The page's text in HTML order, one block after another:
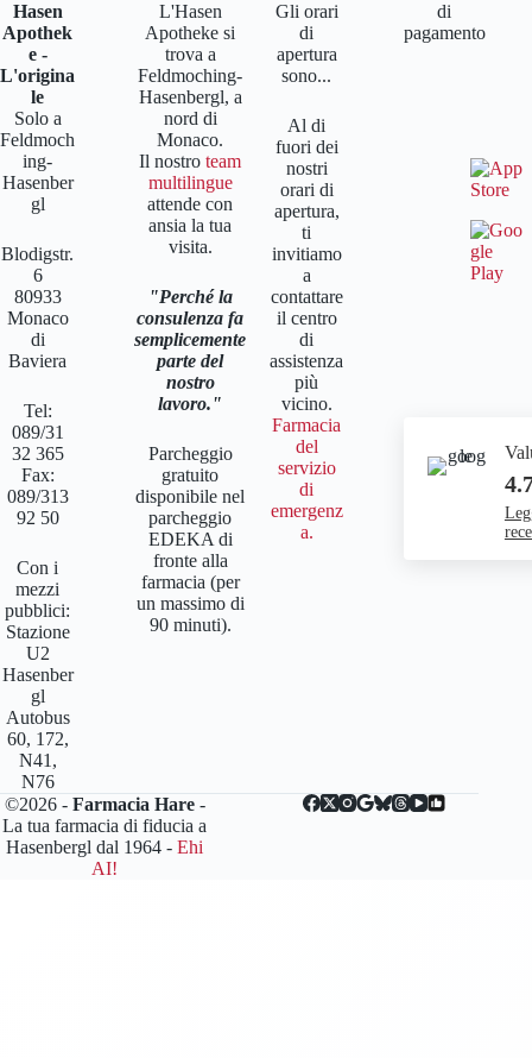
Hasen
Apothek
e -
L'origina
le
Solo a
Feldmoch
ing-
Hasenber
gl
Blodigstr.
6
80933
Monaco
di
Baviera
Tel:
089/31
32 365
Fax:
089/313
92 50
Con i
mezzi
pubblici:
Stazione
U2
Hasenber
gl
Autobus
60, 172,
N41,
N76
L'Hasen
Apotheke si
trova a
Feldmoching-
Hasenbergl, a
nord di
Monaco.
Il nostroteam
multilingue
attende con
ansia la tua
visita.
Perché la
consulenza fa
semplicemente
parte del
nostro
lavoro.
Parcheggio
gratuito
disponibile nel
parcheggio
EDEKA di
fronte alla
farmacia (per
un massimo di
90 minuti).
Gli orari
di
apertura
sono...
Al di
fuori dei
nostri
orari di
apertura,
ti
invitiamo
a
contattare
il centro
di
assistenza
più
vicino.
Farmacia
del
servizio
di
emergenz
a.
©2026 - Farmacia Hare-
La tua farmacia di fiducia a
Hasenbergl dal 1964 -Ehi
AI!